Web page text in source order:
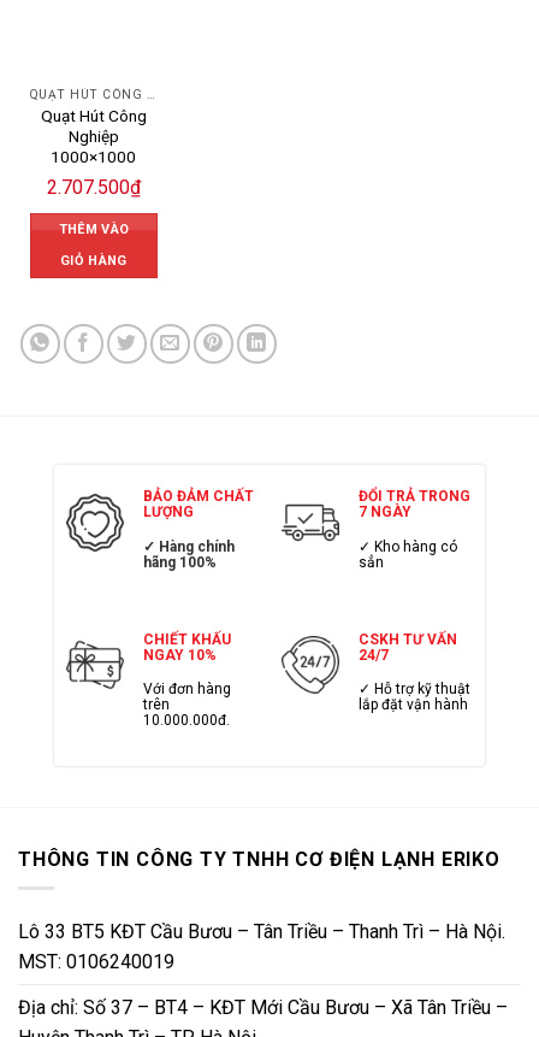
Quạt Hút Công
Nghiệp
1000×1000
2.707.500₫
THÊM VÀO
GIỎ HÀNG
BẢO ĐẢM CHẤT
LƯỢNG
✓ Hàng chính
hãng 100%
ĐỔI TRẢ TRONG
7 NGÀY
✓ Kho hàng có
sẳn
CHIẾT KHẤU
NGAY 10%
Với đơn hàng
trên
10.000.000đ.
CSKH TƯ VẤN
24/7
✓ Hỗ trợ kỹ thuật
lắp đặt vận hành
THÔNG TIN CÔNG TY TNHH CƠ ĐIỆN LẠNH ERIKO
Lô 33 BT5 KĐT Cầu Bươu – Tân Triều – Thanh Trì – Hà Nội.
MST: 0106240019
Địa chỉ: Số 37 – BT4 – KĐT Mới Cầu Bươu – Xã Tân Triều –